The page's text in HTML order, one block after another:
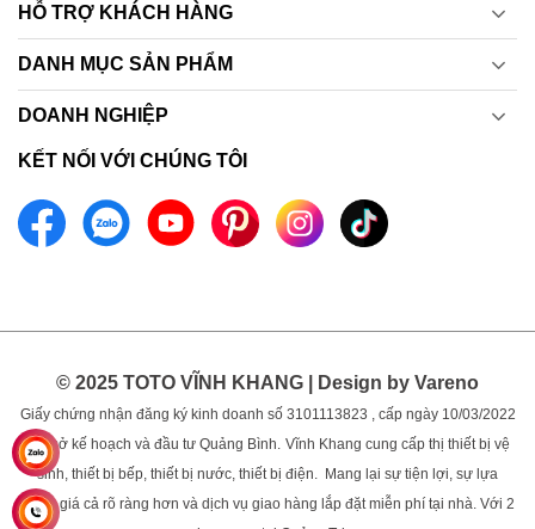
HỖ TRỢ KHÁCH HÀNG
DANH MỤC SẢN PHẨM
DOANH NGHIỆP
KẾT NỐI VỚI CHÚNG TÔI
© 2025 TOTO VĨNH KHANG | Design by Vareno
Giấy chứng nhận đăng ký kinh doanh số 3101113823 , cấp ngày 10/03/2022
bởi sở kế hoạch và đầu tư Quảng Bình. Vĩnh Khang cung cấp thị thiết bị vệ
sinh, thiết bị bếp, thiết bị nước, thiết bị điện. Mang lại sự tiện lợi, sự lựa
chọn, giá cả rõ ràng hơn và dịch vụ giao hàng lắp đặt miễn phí tại nhà. Với 2